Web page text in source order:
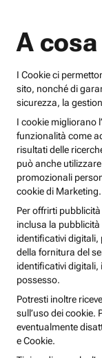
A
I Cookie ci
sito, nonché di
sicurezza, la
I cookie migliorano
funzionalità come
risultati delle
può anche
promozionali
cookie di Marketing.
Per offrirti
inclusa la pubblicità
identificativi digitali,
della fornitura del
identificativi
possesso.
Potresti inoltre
sull’uso dei cookie.
eventualmente
e Cookie.